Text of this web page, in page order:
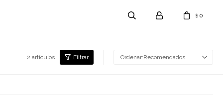
$ 0
2 artículos Recomendados